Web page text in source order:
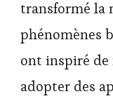
transformé la
phénomènes
ont inspiré
adopter des